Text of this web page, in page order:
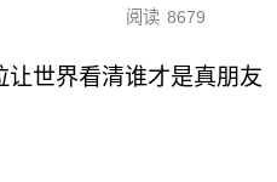
阅读 8679
世界看清谁才是真朋友